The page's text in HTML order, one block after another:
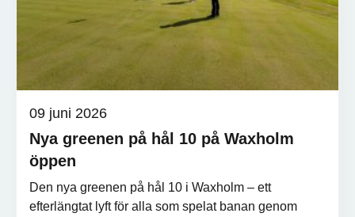
09 juni 2026
Nya greenen på hål 10 på Waxholm
öppen
Den nya greenen på hål 10 i Waxholm – ett
efterlängtat lyft för alla som spelat banan genom